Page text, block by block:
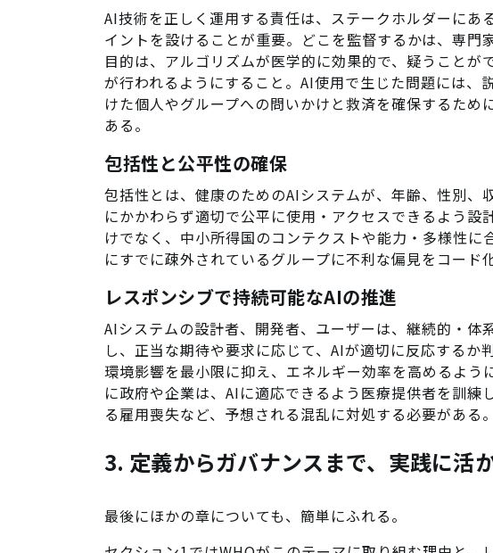
AI技術を正しく運用する責任は、ステークホルダーにあ
イントを設けることが重要。どこを監督するかは、専門
目的は、アルゴリズムが医学的に効果的で、疑うことが
が行われるようにすること。AI使用で生じた問題には、
けた個人やグループへの問いかけと救済を確保するため
ある。
包括性と公平性の確保
包括性とは、健康のためのAIシステムが、年齢、性別、
にかかわらず適切で公平に使用・アクセスできるよう設
けでなく、中小所得国のコンテクストや能力・多様性に
にすでに疎外されているグループに不利な偏見をコード
レスポンシブで持続可能なAIの推進
AIシステムの設計者、開発者、ユーザーは、継続的・体
し、正当な期待や要求に応じて、AIが適切に反応するか
環境影響を最小限に抑え、エネルギー効率を高めるよう
に政府や企業は、AIに適応できるよう医療提供者を訓練
る雇用喪失など、予想される混乱に対処する必要がある。
3. 定義からガバナンスまで、実践に活
最後にほかの章についても、簡単にふれる。